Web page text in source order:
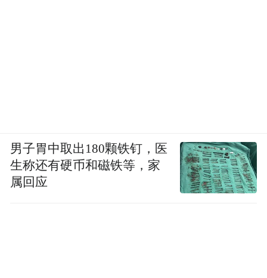
男子胃中取出180颗铁钉，医
生称还有硬币和磁铁等，家
属回应